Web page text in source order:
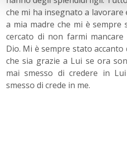
che mi ha insegnato a lavorare
a mia madre che mi è sempre
cercato di non farmi
Dio. Mi è sempre stato accanto
che sia grazie a Lui se ora
mai smesso di credere in
smesso di crede in me.